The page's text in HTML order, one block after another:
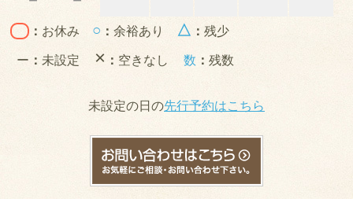
： お休み ○ ：余裕あり △ ：残少
ー ： 未設定 × ： 空きなし 数 ：残数
未設定の日の先行予約はこちら